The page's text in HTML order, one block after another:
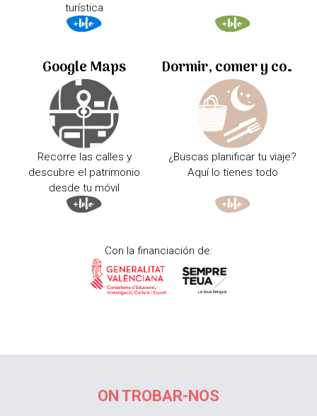
turística
Google Maps
Recorre las calles y
descubre el patrimonio
desde tu móvil
Dormir, comer y comprar
¿Buscas planificar tu viaje?
Aquí lo tienes todo
Con la financiación de:
ON TROBAR-NOS